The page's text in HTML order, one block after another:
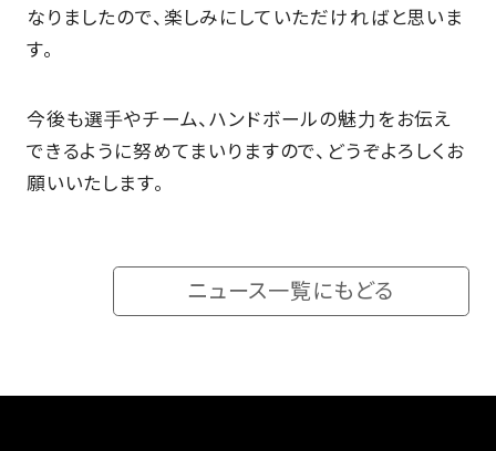
お問い合わせ
CSRのご依頼
なりましたので、楽しみにしていただければと思いま
す。
今後も選手やチーム、ハンドボールの魅力をお伝え
できるように努めてまいりますので、どうぞよろしくお
願いいたします。
ニュース一覧にもどる